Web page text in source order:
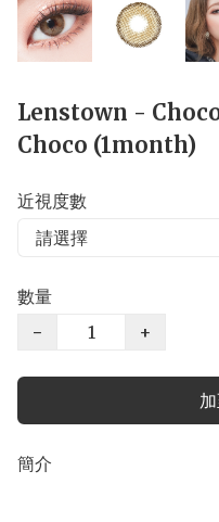
Lenstown -
Choco (1month)
近視度數
數量
−
+
簡介